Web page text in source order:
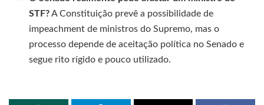
STF?A Constituição prevê a possibilidade de
impeachment de ministros do Supremo, mas o
processo depende de aceitação política no Senado e
segue rito rígido e pouco utilizado.